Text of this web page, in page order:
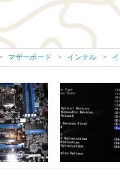
マザーボード インテル